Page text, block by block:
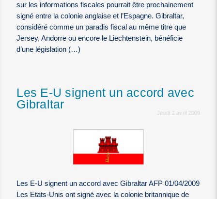
sur les informations fiscales pourrait être prochainement
signé entre la colonie anglaise et l’Espagne. Gibraltar,
considéré comme un paradis fiscal au même titre que
Jersey, Andorre ou encore le Liechtenstein, bénéficie
d’une législation (…)
Les E-U signent un accord avec
Gibraltar
Jeudi 2 avril 2009
Les E-U signent un accord avec Gibraltar AFP 01/04/2009
Les Etats-Unis ont signé avec la colonie britannique de